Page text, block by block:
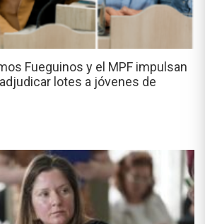
Fueguinos y el MPF impulsan
lotes a jóvenes de